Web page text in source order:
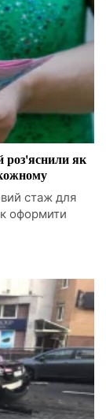
роз'яснили як
стаж для
оформити